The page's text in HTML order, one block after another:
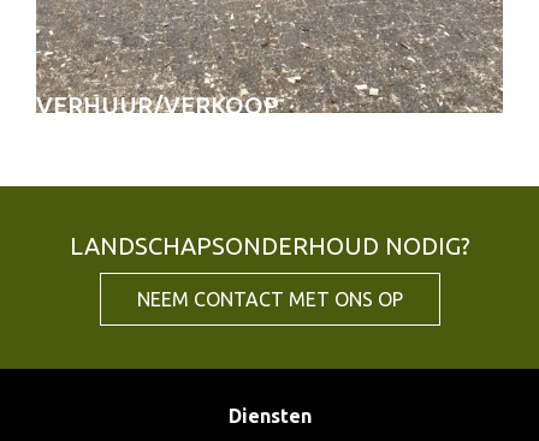
VERHUUR/VERKOOP
LANDSCHAPSONDERHOUD NODIG?
NEEM CONTACT MET ONS OP
Diensten